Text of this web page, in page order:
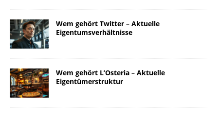
Wem gehört Twitter – Aktuelle
Eigentumsverhältnisse
Wem gehört L’Osteria – Aktuelle
Eigentümerstruktur